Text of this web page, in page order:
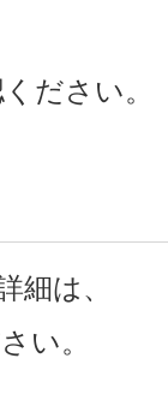
ださい。
細は、
い。